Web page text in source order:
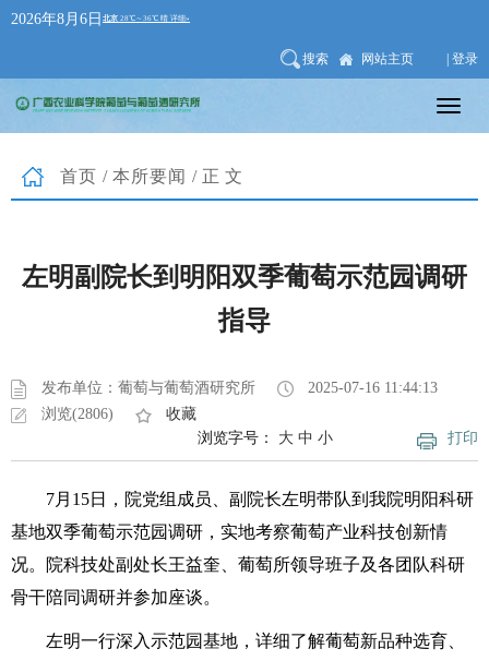
2026年8月6日
搜索 网站主页 | 登录
首页 / 本所要闻 /正文
左明副院长到明阳双季葡萄示范园调研
指导
发布单位：葡萄与葡萄酒研究所
2025-07-16 11:44:13
浏览(2806)
收藏
打印
浏览字号： 大 中 小
7月15日，院党组成员、副院长左明带队到我院明阳科研
基地双季葡萄示范园调研，实地考察葡萄产业科技创新情
况。院科技处副处长王益奎、葡萄所领导班子及各团队科研
骨干陪同调研并参加座谈。
左明一行深入示范园基地，详细了解葡萄新品种选育、